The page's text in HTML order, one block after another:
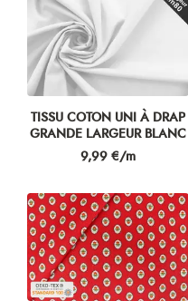
TISSU COTON UNI À DRAP
GRANDE LARGEUR BLANC
Prix
9,99 €/m